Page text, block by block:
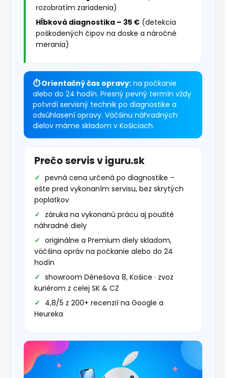
rozobratím zariadenia)
Hĺbková diagnostika – 35 € (detekcia
poškodených čipov na doske a náročné
merania)
⏱ Orientačný čas opravy: na počkanie
alebo do 24 hodín. Presný pevný termín vždy
potvrdí servisný technik po diagnostike a
odsúhlasení opravy. Väčšinu náhradných
dielov máme skladom v Košiciach.
Prečo servis v iguru.sk
pevná cena určená po diagnostike –
ešte pred vykonaním servisu, bez skrytých
poplatkov
záruka na vykonanú prácu aj použité
náhradné diely
originálne a Premium diely skladom,
väčšina opráv na počkanie alebo do 24
hodín
showroom Dénešova 8, Košice · zvoz
kuriérom z celej SK & CZ
4,8/5 z 200+ recenzií na Google a
Heureka